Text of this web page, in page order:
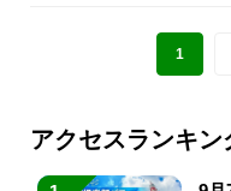
1
アクセスランキン